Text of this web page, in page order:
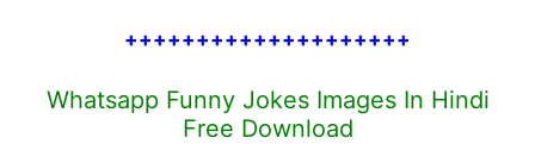
++++++++++++++++++++
Whatsapp Funny Jokes Images In Hindi
Free Download